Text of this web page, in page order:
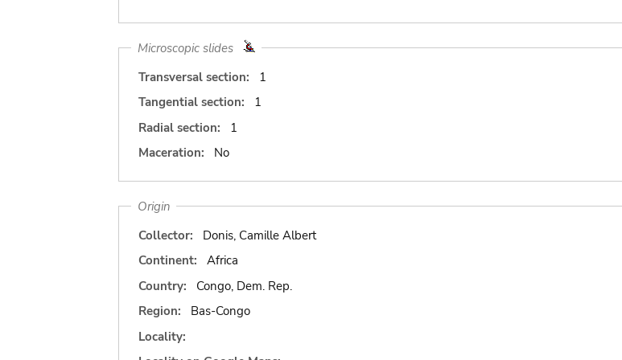
Microscopic slides
Transversal section:
1
Tangential section:
1
Radial section:
1
Maceration:
No
Origin
Collector:
Donis, Camille Albert
Continent:
Africa
Country:
Congo, Dem. Rep.
Region:
Bas-Congo
Locality: